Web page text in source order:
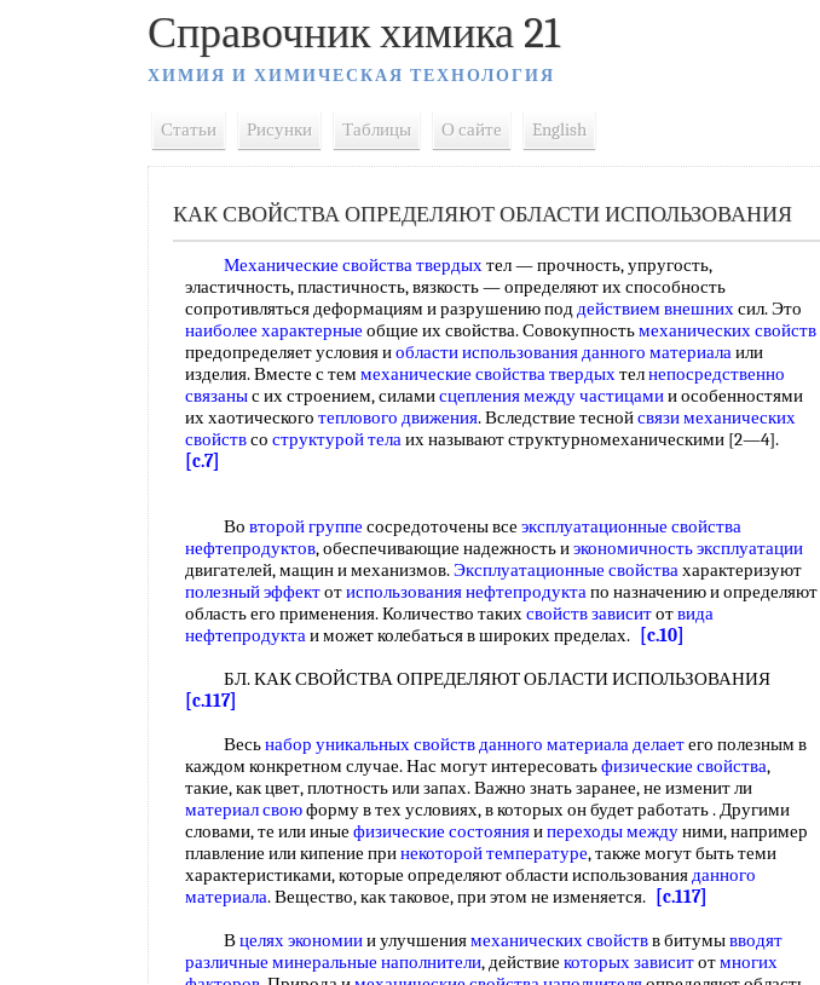
Справочник химика 21
ХИМИЯ И ХИМИЧЕСКАЯ ТЕХНОЛОГИЯ
Статьи Рисунки Таблицы О сайте English
КАК СВОЙСТВА ОПРЕДЕЛЯЮТ ОБЛАСТИ ИСПОЛЬЗОВАНИЯ
Механические свойства твердыхтел — прочность, упругость,
эластичность, пластичность, вязкость — определяют их способность
сопротивляться деформациям и разрушению поддействием внешнихсил. Это
наиболее характерные общие их свойства. Совокупностьмеханических свойств
предопределяет условия иобласти использованияданного материалаили
изделия. Вместе с тем механические свойства твердыхтелнепосредственно
связаныс их строением, силамисцепления между частицамии особенностями
их хаотического теплового движения. Вследствие теснойсвязи механических
свойствсо структурой телаих называют структурномеханическими [2—4].
[c.7]
Во второй группе сосредоточены все эксплуатационные свойства
нефтепродуктов, обеспечивающие надежность иэкономичность эксплуатации
двигателей, мащин и механизмов.Эксплуатационные свойствахарактеризуют
полезный эффектотиспользования нефтепродуктапо назначению и определяют
область его применения. Количество такихсвойств зависитотвида
нефтепродуктаи может колебаться в широких пределах.
[c.10]
БЛ. КАК СВОЙСТВА ОПРЕДЕЛЯЮТ ОБЛАСТИ ИСПОЛЬЗОВАНИЯ
[c.117]
Весьнабор уникальныхсвойств данного материала делаетего полезным в
каждом конкретном случае. Нас могут интересоватьфизические свойства,
такие, как цвет, плотность или запах. Важно знать заранее, не изменит ли
материал своюформу в тех условиях, в которых он будет работать . Другими
словами, те или иные физические состоянияипереходы междуними, например
плавление или кипение принекоторой температуре, также могут быть теми
характеристиками, которые определяют области использованияданного
материала. Вещество, как таковое, при этом не изменяется.
[c.117]
Вцелях экономиии улучшениямеханических свойствв битумывводят
различные минеральные наполнители, действие которых зависитотмногих